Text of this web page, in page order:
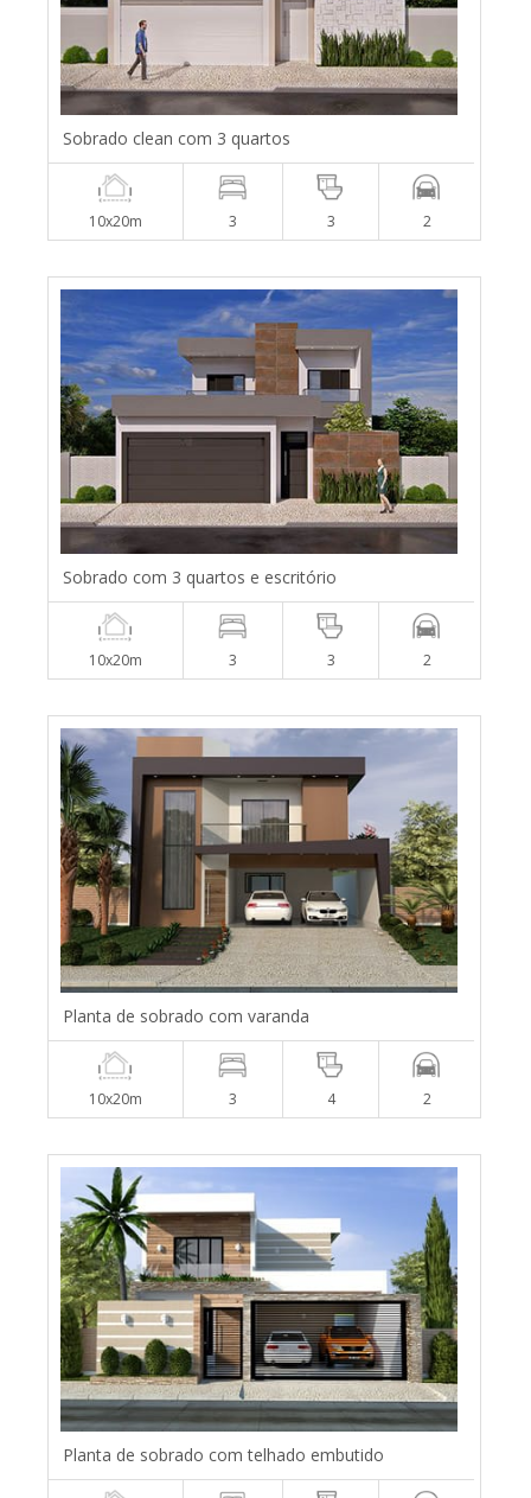
Sobrado clean com 3 quartos
10x20m 3 3 2
Sobrado com 3 quartos e escritório
10x20m 3 3 2
Planta de sobrado com varanda
10x20m 3 4 2
Planta de sobrado com telhado embutido